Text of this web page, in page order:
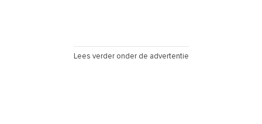
Lees verder onder de advertentie